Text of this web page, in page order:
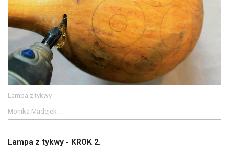
Lampa z tykwy
Monika Madejek
Lampa z tykwy - KROK 2.